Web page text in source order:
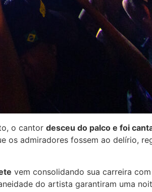
o cantor desceu do palco e foi
admiradores fossem ao delírio,
vem consolidando sua carreira
do artista garantiram uma